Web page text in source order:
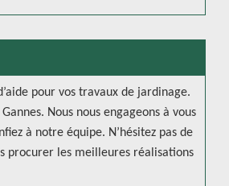
pour vos travaux de jardinage.
Nous nous engageons à vous
à notre équipe. N’hésitez pas de
procurer les meilleures réalisations